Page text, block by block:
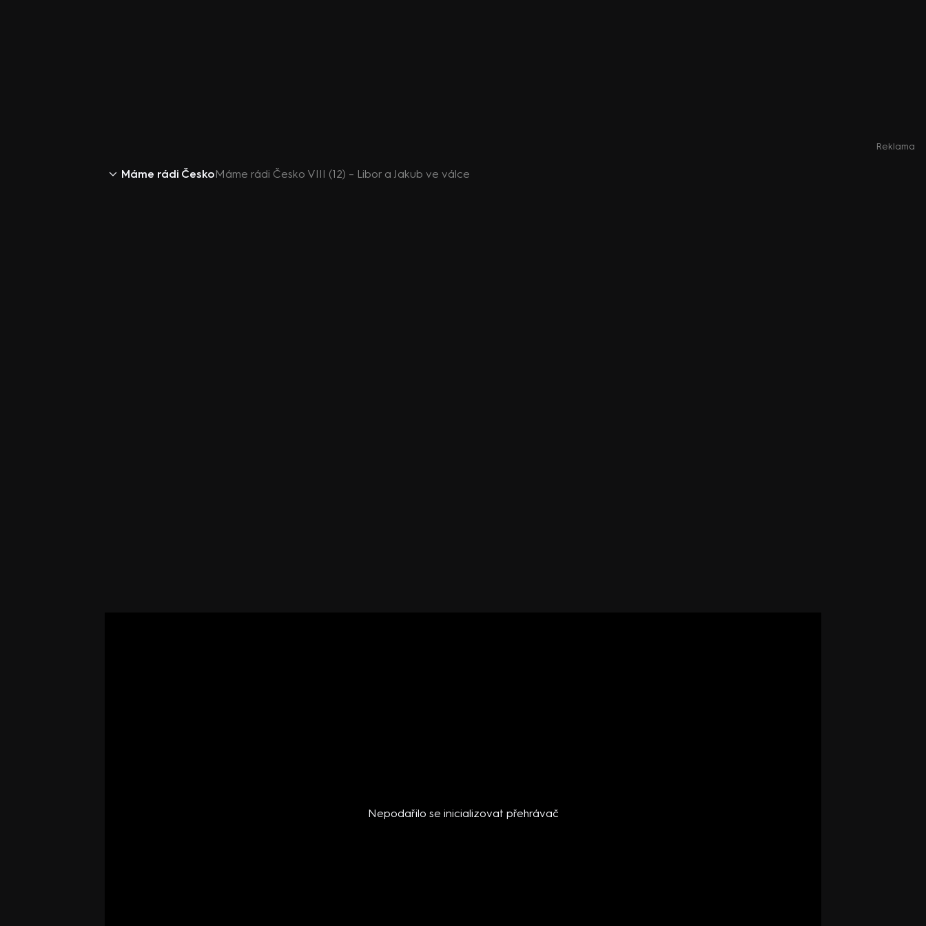
Reklama
Máme rádi ČeskoMáme rádi Česko VIII (12) – Libor a Jakub ve válce
Nepodařilo se inicializovat přehrávač